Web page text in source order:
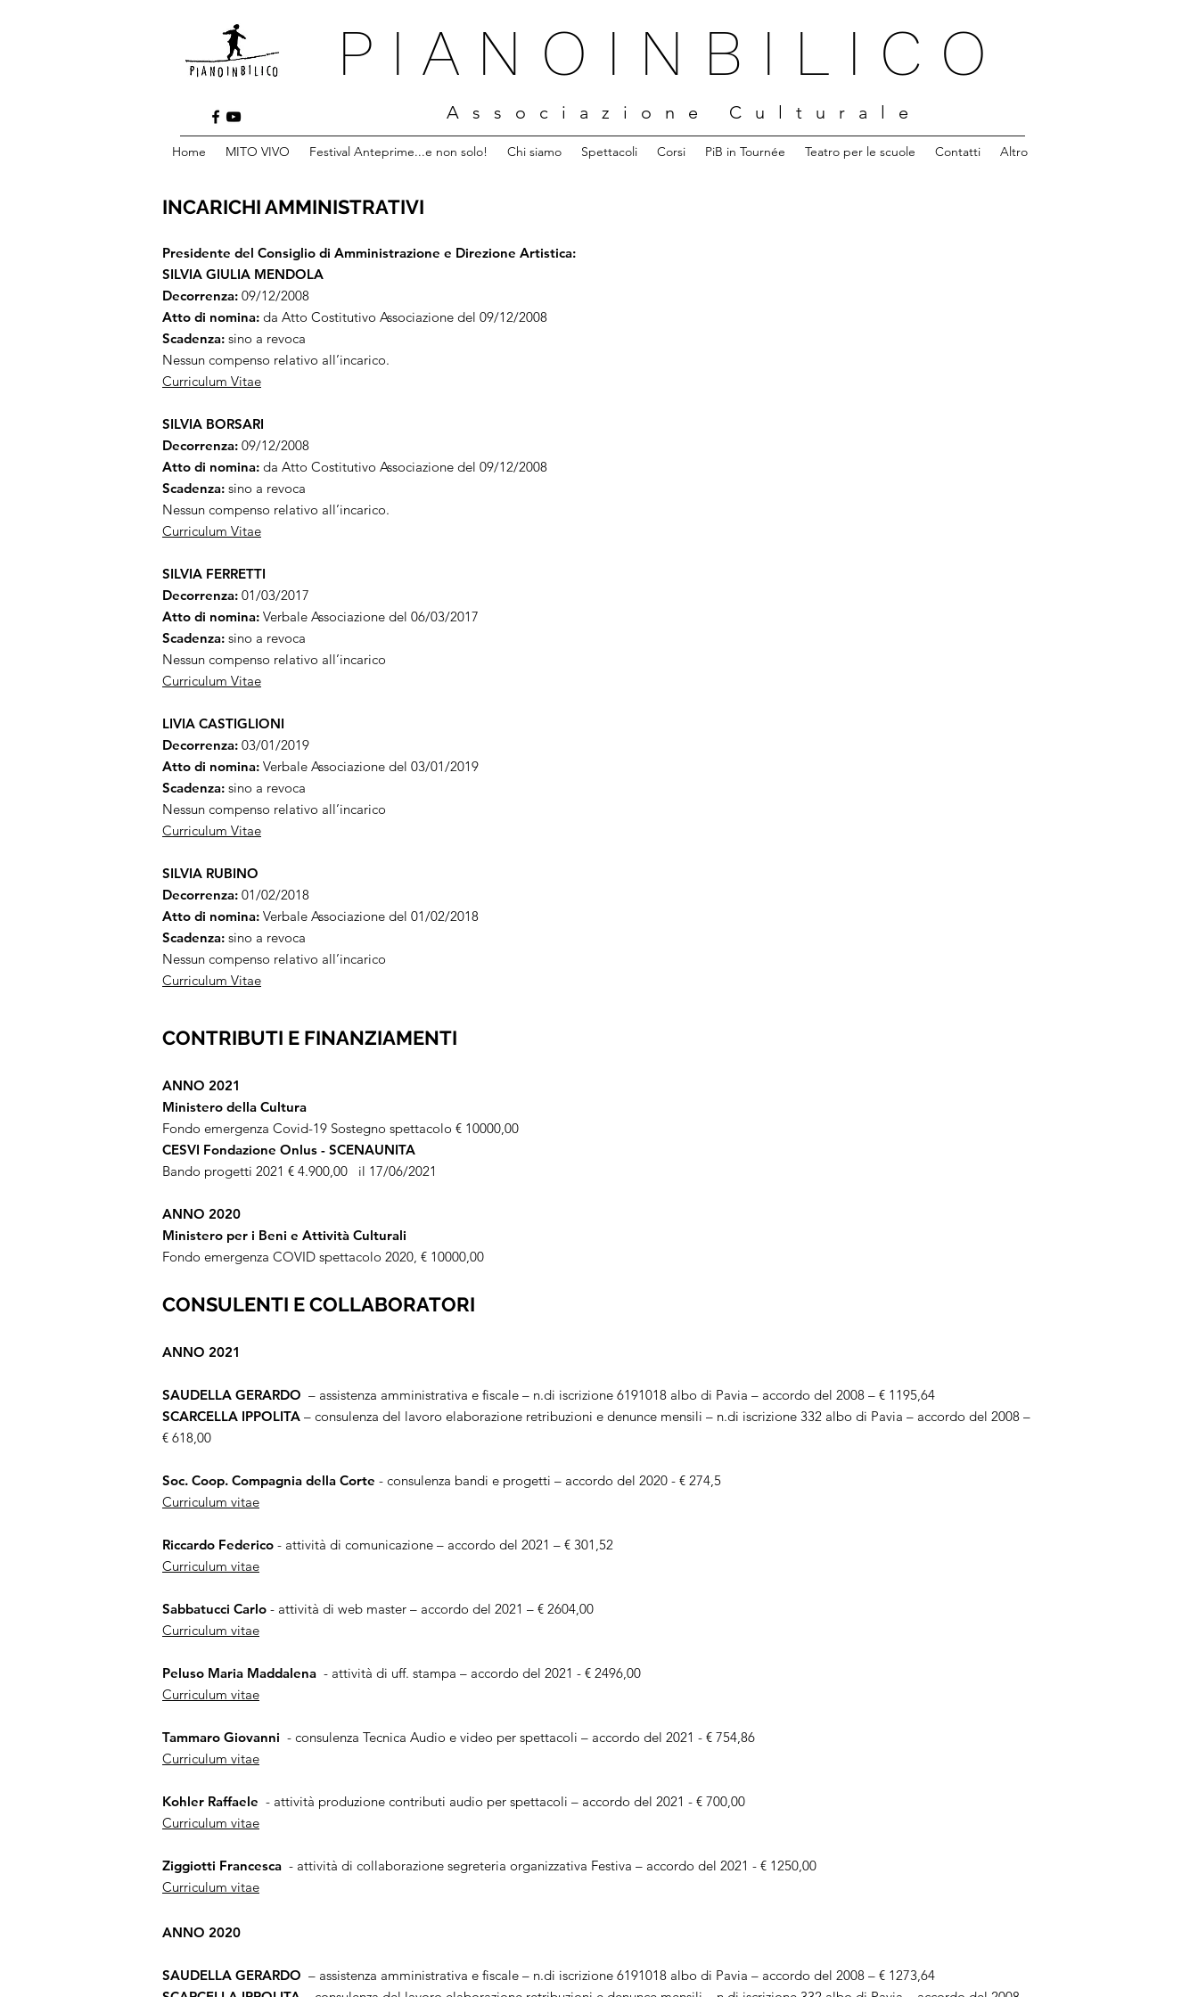
P I A N O I N B I L I C O
A s s o c i a z i o n e C u l t u r a l e
Home MITO VIVO Festival Anteprime...e non solo! Chi siamo Spettacoli Corsi PiB in Tournée Teatro per le scuole Contatti Altro
INCARICHI AMMINISTRATIVI
Presidente del Consiglio di Amministrazione e Direzione Artistica:
SILVIA GIULIA MENDOLA
Decorrenza: 09/12/2008
Atto di nomina: da Atto Costitutivo Associazione del 09/12/2008
Scadenza: sino a revoca
Nessun compenso relativo all’incarico.
Curriculum Vitae
SILVIA BORSARI
Decorrenza: 09/12/2008
Atto di nomina: da Atto Costitutivo Associazione del 09/12/2008
Scadenza: sino a revoca
Nessun compenso relativo all’incarico.
Curriculum Vitae
SILVIA FERRETTI
Decorrenza: 01/03/2017
Atto di nomina: Verbale Associazione del 06/03/2017
Scadenza: sino a revoca
Nessun compenso relativo all’incarico
Curriculum Vitae
LIVIA CASTIGLIONI
Decorrenza: 03/01/2019
Atto di nomina: Verbale Associazione del 03/01/2019
Scadenza: sino a revoca
Nessun compenso relativo all’incarico
Curriculum Vitae
SILVIA RUBINO
Decorrenza: 01/02/2018
Atto di nomina: Verbale Associazione del 01/02/2018
Scadenza: sino a revoca
Nessun compenso relativo all’incarico
Curriculum Vitae
CONTRIBUTI E FINANZIAMENTI
ANNO 2021
Ministero della Cultura
Fondo emergenza Covid-19 Sostegno spettacolo € 10000,00
CESVI Fondazione Onlus - SCENAUNITA
Bando progetti 2021 € 4.900,00 il 17/06/2021
ANNO 2020
Ministero per i Beni e Attività Culturali
Fondo emergenza COVID spettacolo 2020, € 10000,00
CONSULENTI E COLLABORATORI
ANNO 2021
SAUDELLA GERARDO – assistenza amministrativa e fiscale – n.di iscrizione 6191018 albo di Pavia – accordo del 2008 – € 1195,64
SCARCELLA IPPOLITA – consulenza del lavoro elaborazione retribuzioni e denunce mensili – n.di iscrizione 332 albo di Pavia – accordo del 2008 –
€ 618,00
Soc. Coop. Compagnia della Corte - consulenza bandi e progetti – accordo del 2020 - € 274,5
Curriculum vitae
Riccardo Federico - attività di comunicazione – accordo del 2021 – € 301,52
Curriculum vitae
Sabbatucci Carlo - attività di web master – accordo del 2021 – € 2604,00
Curriculum vitae
Peluso Maria Maddalena - attività di uff. stampa – accordo del 2021 - € 2496,00
Curriculum vitae
Tammaro Giovanni - consulenza Tecnica Audio e video per spettacoli – accordo del 2021 - € 754,86
Curriculum vitae
Kohler Raffaele - attività produzione contributi audio per spettacoli – accordo del 2021 - € 700,00
Curriculum vitae
Ziggiotti Francesca - attività di collaborazione segreteria organizzativa Festiva – accordo del 2021 - € 1250,00
Curriculum vitae
ANNO 2020
SAUDELLA GERARDO – assistenza amministrativa e fiscale – n.di iscrizione 6191018 albo di Pavia – accordo del 2008 – € 1273,64